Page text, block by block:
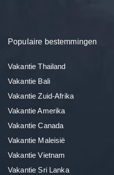
Populaire bestemmingen
Vakantie Thailand
Vakantie Bali
Vakantie Zuid-Afrika
Vakantie Amerika
Vakantie Canada
Vakantie Maleisië
Vakantie Vietnam
Vakantie Sri Lanka